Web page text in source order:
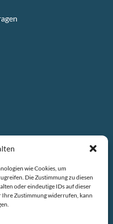
wie Cookies, um
Die Zustimmung zu diesen
oder eindeutige IDs auf dieser
Ihre Zustimmung widerrufen, kann